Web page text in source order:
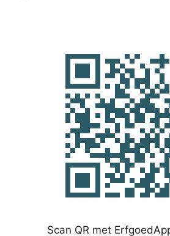
Scan QR met